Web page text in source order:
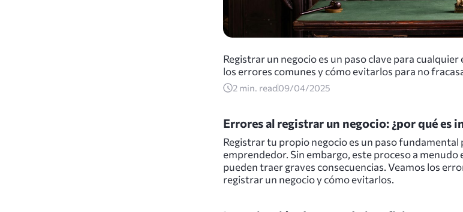
Registrar un negocio es un paso clave para
los errores comunes y cómo evitarlos para no
2 min. read09/04/2025
Errores al registrar un negocio: ¿por qué es
Registrar tu propio negocio es un paso fundamental
emprendedor. Sin embargo, este proceso a menudo
pueden traer graves consecuencias. Veamos los
registrar un negocio y cómo evitarlos.